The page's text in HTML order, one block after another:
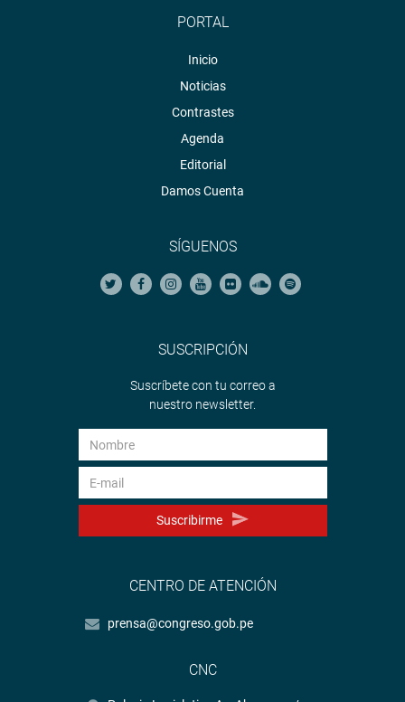
PORTAL
Inicio
Noticias
Contrastes
Agenda
Editorial
Damos Cuenta
SÍGUENOS
SUSCRIPCIÓN
Suscríbete con tu correo a
nuestro newsletter.
Suscribirme
CENTRO DE ATENCIÓN
prensa@congreso.gob.pe
CNC